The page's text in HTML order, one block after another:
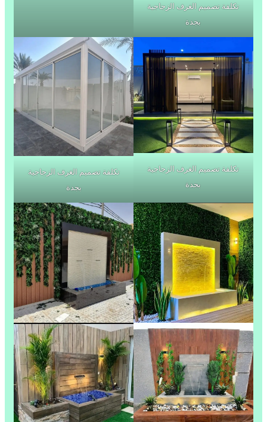
تكلفة تصميم الغرف الزجاجية
بجدة
تكلفة تصميم الغرف الزجاجية
بجدة
تكلفة تصميم الغرف الزجاجية
بجدة